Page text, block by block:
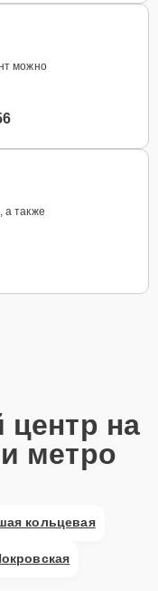
можно
а также
на
метро
кольцевая